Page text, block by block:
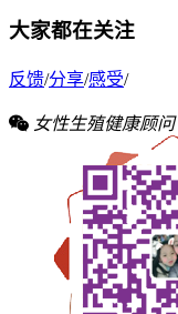
大家都在关注
反馈/分享/感受/
女性生殖健康顾问